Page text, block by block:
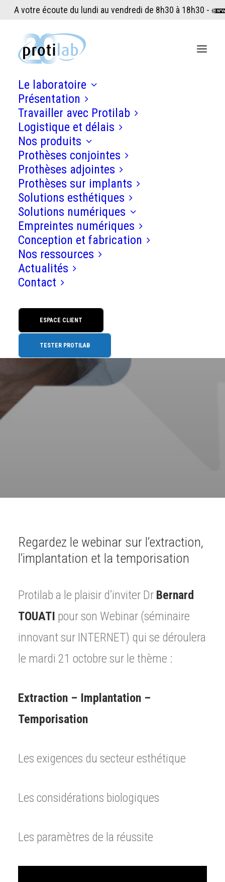
A votre écoute du lundi au vendredi de 8h30 à 18h30 -
Le laboratoire
Présentation
Travailler avec Protilab
Logistique et délais
Nos produits
Prothèses conjointes
Prothèses adjointes
Prothèses sur implants
Solutions esthétiques
Solutions numériques
Empreintes numériques
Conception et fabrication
Nos ressources
Actualités
Contact
ESPACE CLIENT
TESTER PROTILAB
13 octobre 2014
Webinar du Dr Touati :
– Temporisation
Regardez le webinar sur l’extraction,
l’implantation et la temporisation
Protilab a le plaisir d’inviter Dr Bernard
TOUATI pour son Webinar (séminaire
innovant sur INTERNET) qui se déroulera
le mardi 21 octobre sur le thème :
Extraction – Implantation –
Temporisation
Les exigences du secteur esthétique
Les considérations biologiques
Les paramètres de la réussite